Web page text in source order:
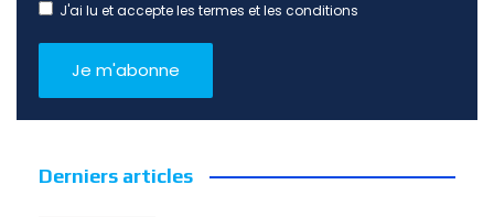
J'ai lu et accepte les termes et les conditions
Derniers articles